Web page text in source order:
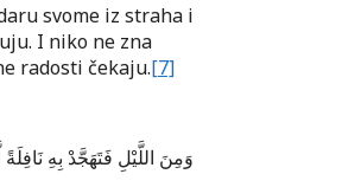
svome iz straha i
I niko ne zna
radosti čekaju.[7]
وَمِنَ اللَّيْلِ فَتَهَجَّدْ بِهِ